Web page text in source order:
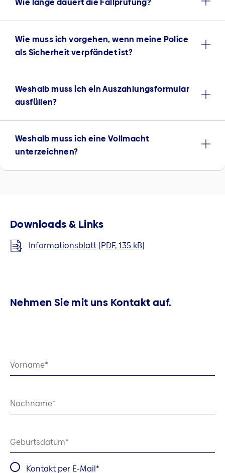
Wie lange dauert die Fallprüfung?
Wie muss ich vorgehen, wenn meine Police
als Sicherheit verpfändet ist?
Weshalb muss ich ein Auszahlungsformular
ausfüllen?
Weshalb muss ich eine Vollmacht
unterzeichnen?
Downloads & Links
Informationsblatt [PDF, 135 kB]
Nehmen Sie mit uns Kontakt auf.
Vorname
Nachname
Geburtsdatum
Kontakt per E-Mail